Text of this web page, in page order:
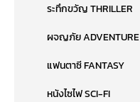
ระทึกขวัญ THRILLER
ผจญภัย ADVENTURE
แฟนตาซี FANTASY
หนังไซไฟ SCI-FI